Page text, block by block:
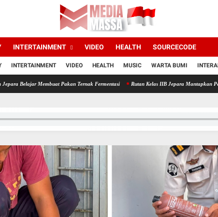
INTERTAINMENT VIDEO HEALTH SOURCECODE
INTERTAINMENT VIDEO HEALTH MUSIC WARTA BUMI
Membuat Pakan Ternak Fermentasi Rutan Kelas IIB Jepara Mantapkan